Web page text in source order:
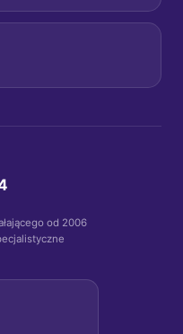
od 2006